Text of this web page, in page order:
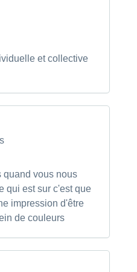
et collective
quand vous nous
qui est sur c'est que
impression d'être
de couleurs